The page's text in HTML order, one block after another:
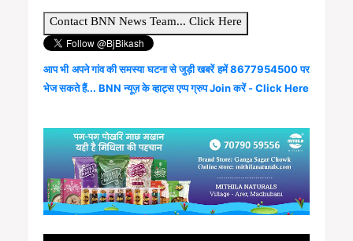
आप भी अपने गांव की समस्या घटना से जुड़ी खबरें हमें 8677954500 पर
भेज सकते हैं... BNN न्यूज़ के व्हाट्स एप्प ग्रुप Join करें - Click Here